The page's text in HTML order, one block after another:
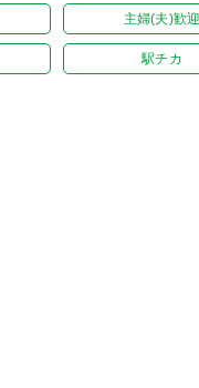
主婦(夫)歓
駅チカ